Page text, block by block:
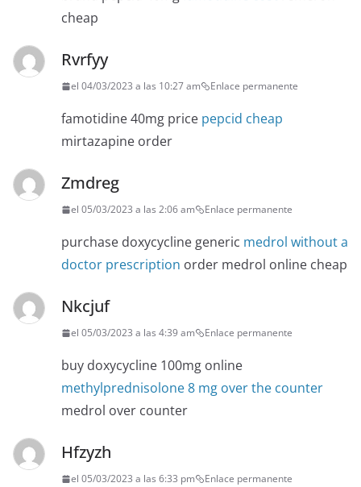
cheap
Rvrfyy
el 04/03/2023 a las 10:27 am Enlace permanente
famotidine 40mg price pepcid cheap
mirtazapine order
Zmdreg
el 05/03/2023 a las 2:06 am Enlace permanente
purchase doxycycline generic medrol without a
doctor prescription order medrol online cheap
Nkcjuf
el 05/03/2023 a las 4:39 am Enlace permanente
buy doxycycline 100mg online
methylprednisolone 8 mg over the counter
medrol over counter
Hfzyzh
el 05/03/2023 a las 6:33 pm Enlace permanente